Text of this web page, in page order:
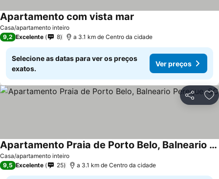
Casa/apartamento inteiro
Apartamento com vista mar
9,2 Excelente 8 a 3.1 km de Centro da cidade
Selecione as datas para ver os preços
exatos.
Ver preços
Partilhar
Casa/apartamento inteiro
Apartamento Praia de Porto Belo, Balneario Pereque, SC
9,5 Excelente 25 a 3.1 km de Centro da cidade